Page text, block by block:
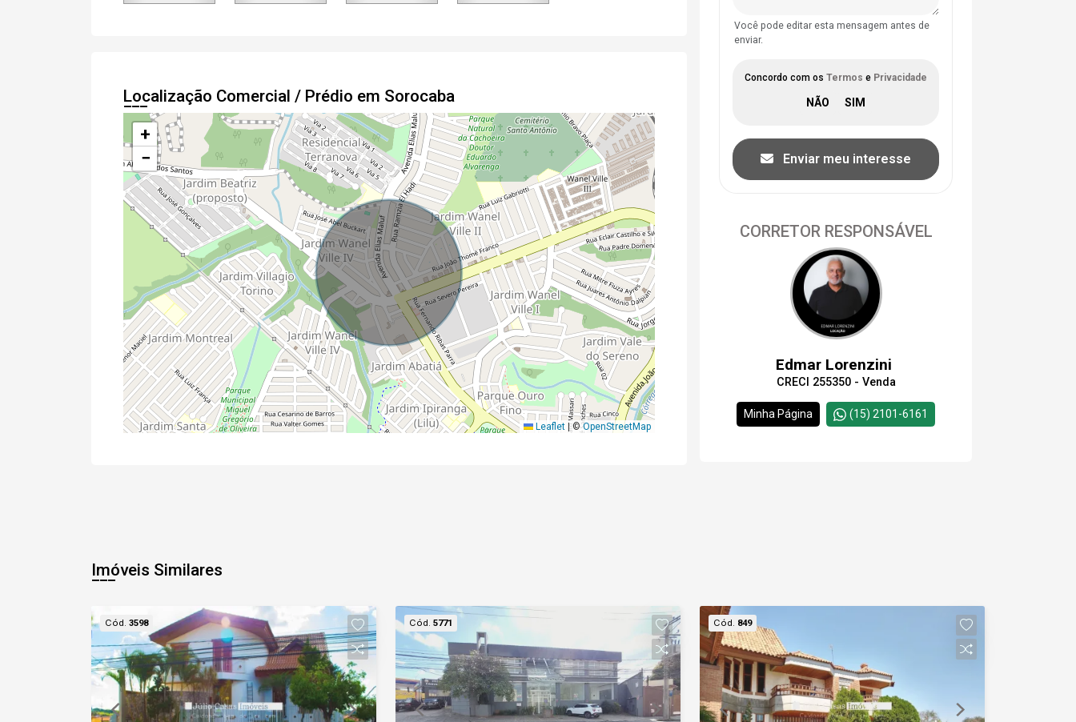
Localização Comercial / Prédio em Sorocaba
+
−
Leaflet |©OpenStreetMap
Você pode editar esta mensagem antes de
enviar.
Concordo com os Termos e Privacidade
Enviar meu interesse
CORRETOR RESPONSÁVEL
Edmar Lorenzini
CRECI 255350 - Venda
Minha Página (15) 2101-6161
Imóveis Similares
Cód. 3598 Cód. 5771 Cód. 849